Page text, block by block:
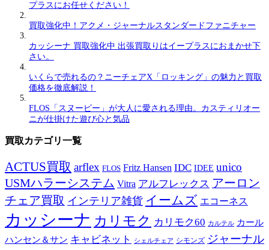
プラスにお任せください！
買取強化中！アクメ・ジャーナルスタンダードファニチャー
カッシーナ 買取強化中 出張買取りはイープラスにおまかせ下
さい。
いくらで売れるの？ニーチェアX「ロッキング」の魅力と買取
価格を徹底解説！
FLOS「スヌーピー」が大人に愛される理由。カスティリオー
ニが仕掛けた遊び心と気品
買取カテゴリ一覧
ACTUS買取 arflex FLOS Fritz Hansen IDC IDEE unico
USMハラーシステム Vitra アルフレックス アーロン
チェア買取 インテリア雑貨 イームズ エコーネス
カッシーナ カリモク カリモク60 カルテル カール
ハンセン＆サン キャビネット シェルチェア シモンズ ジャーナル